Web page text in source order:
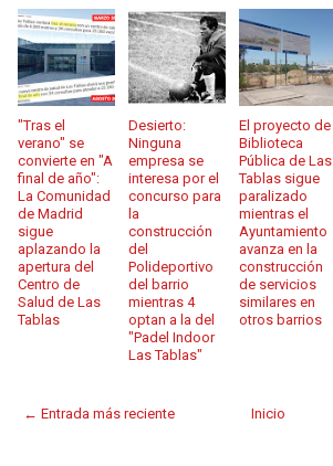
"Tras el
verano" se
convierte en "A
final de año":
La Comunidad
de Madrid
sigue
aplazando la
apertura del
Centro de
Salud de Las
Tablas
Desierto:
Ninguna
empresa se
interesa por el
concurso para
la
construcción
del
Polideportivo
del barrio
mientras 4
optan a la del
"Padel Indoor
Las Tablas"
El proyecto de
Biblioteca
Pública de Las
Tablas sigue
paralizado
mientras el
Ayuntamiento
avanza en la
construcción
de servicios
similares en
otros barrios
← Entrada más reciente Inicio